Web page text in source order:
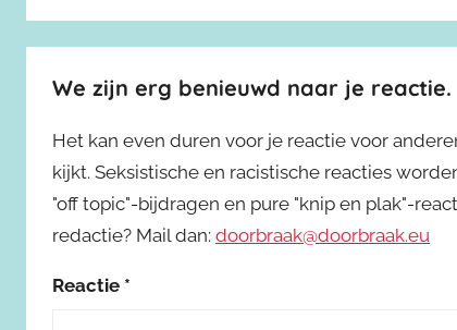
We zijn erg benieuwd naar je reactie.
Het kan even duren voor je reactie voor
kijkt. Seksistische en racistische reacties
"off topic"-bijdragen en pure "knip en plak"-
redactie? Mail dan: doorbraak@doorbraak.eu
Reactie *